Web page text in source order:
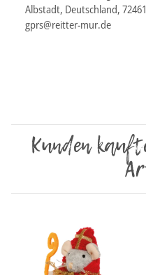
Albstadt, Deutschland, 72461
gprs@reitter-mur.de
Kunden